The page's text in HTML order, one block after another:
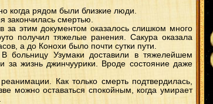
когда рядом были близкие люди.
закончилась смертью.
за этим документом оказалось слишком много
получил тяжелые ранения. Сакура оказала
а до Конохи было почти сутки пути.
больницу Узумаки доставили в тяжелейшем
за жизнь джинчуурики. Вроде состояние даже
Как только смерть подтвердилась,
можно оставаться спокойным, когда умирает